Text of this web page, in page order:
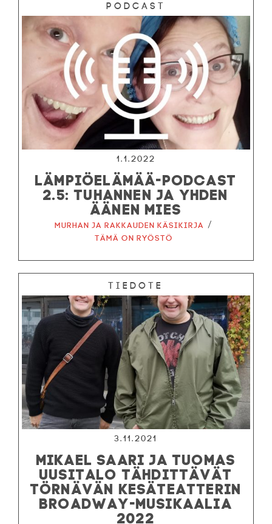
Podcast
1.1.2022
LÄMPIÖELÄMÄÄ-PODCAST
2.5: TUHANNEN JA YHDEN
ÄÄNEN MIES
Murhan ja rakkauden käsikirja /
Tämä on ryöstö
Tiedote
3.11.2021
MIKAEL SAARI JA TUOMAS
UUSITALO TÄHDITTÄVÄT
TÖRNÄVÄN KESÄTEATTERIN
BROADWAY-MUSIKAALIA
2022